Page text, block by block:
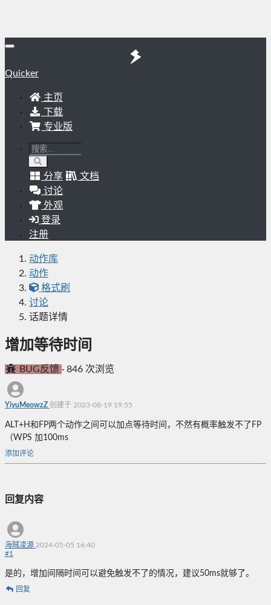
Quicker
主页
下载
专业版
分享
文档
讨论
外观
登录
注册
动作库
动作
格式刷
讨论
话题详情
增加等待时间
BUG反馈 · 846 次浏览
YiyuMeowzZ 创建于 2023-08-19 19:55
ALT+H和FP两个动作之间可以加点等待时间，不然有概率触发不了FP
（WPS 加100ms
添加评论
回复内容
海贼凌源 2024-05-05 16:40
#1
是的，增加间隔时间可以避免触发不了的情况，建议50ms就够了。
回复